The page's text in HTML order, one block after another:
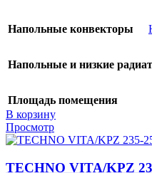
Напольные конвекторы
Напольные и низкие
Площадь помещения
В корзину
Просмотр
TECHNO VITA/KPZ